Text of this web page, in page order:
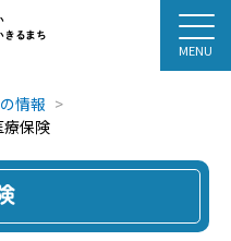
きるまち
情報
保険